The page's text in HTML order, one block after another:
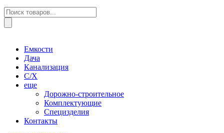
Поиск
товаров
Емкости
Дача
Канализация
С/Х
еще
Дорожно-строительное
Комплектующие
Специзделия
Контакты